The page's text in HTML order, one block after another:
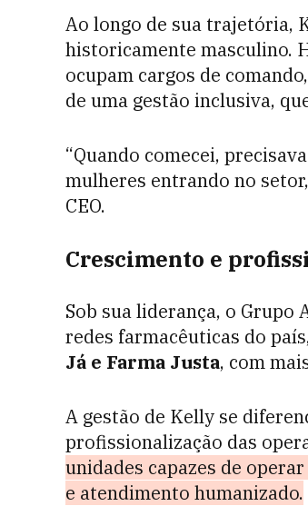
Ao longo de sua trajetória,
historicamente masculino.
ocupam cargos de
de uma gestão inclusiva,
“Quando comecei,
mulheres entrando no
CEO.
Crescimento e
Sob sua liderança, o Grupo
redes farmacêuticas do
Já e Farma Justa, com
A gestão de Kelly se
profissionalização das
unidades capazes de
e atendimento humanizado.